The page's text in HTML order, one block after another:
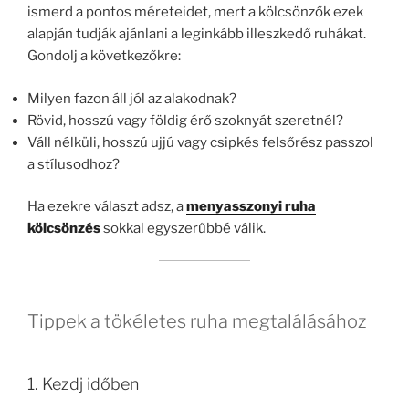
ismerd a pontos méreteidet, mert a kölcsönzők ezek
alapján tudják ajánlani a leginkább illeszkedő ruhákat.
Gondolj a következőkre:
Milyen fazon áll jól az alakodnak?
Rövid, hosszú vagy földig érő szoknyát szeretnél?
Váll nélküli, hosszú ujjú vagy csipkés felsőrész passzol
a stílusodhoz?
Ha ezekre választ adsz, amenyasszonyi ruha
kölcsönzéssokkal egyszerűbbé válik.
Tippek a tökéletes ruha megtalálásához
1. Kezdj időben